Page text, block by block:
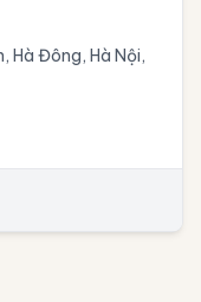
Hà Đông, Hà Nội,